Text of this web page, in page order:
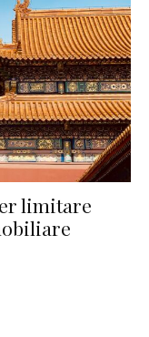
limitare